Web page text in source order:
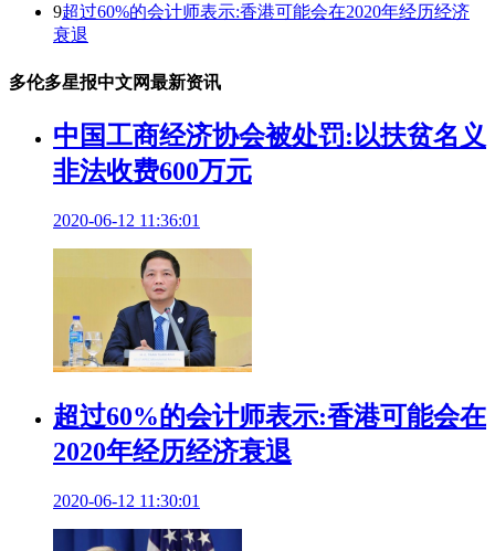
9超过60%的会计师表示:香港可能会在2020年经历经济
衰退
多伦多星报中文网最新资讯
中国工商经济协会被处罚:以扶贫名义
非法收费600万元
2020-06-12 11:36:01
超过60%的会计师表示:香港可能会在
2020年经历经济衰退
2020-06-12 11:30:01